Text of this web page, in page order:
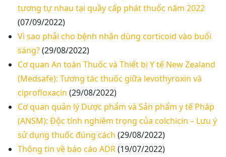
tương tự nhau tại quầy cấp phát thuốc năm 2022
(07/09/2022)
Vì sao phải cho bệnh nhân dùng corticoid vào buổi
sáng?(29/08/2022)
Cơ quan An toàn Thuốc và Thiết bị Y tế New Zealand
(Medsafe): Tương tác thuốc giữa levothyroxin và
ciprofloxacin (29/08/2022)
Cơ quan quản lý Dược phẩm và Sản phẩm y tế Pháp
(ANSM): Độc tính nghiêm trọng của colchicin – Lưu ý
sử dụng thuốc đúng cách (29/08/2022)
Thông tin về báo cáo ADR(19/07/2022)